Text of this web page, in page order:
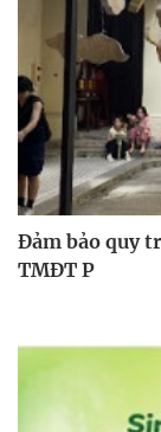
Đảm bảo quy
TMĐT P